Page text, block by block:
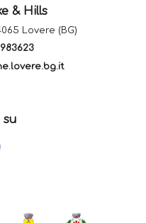
& Hills
Lovere (BG)
su